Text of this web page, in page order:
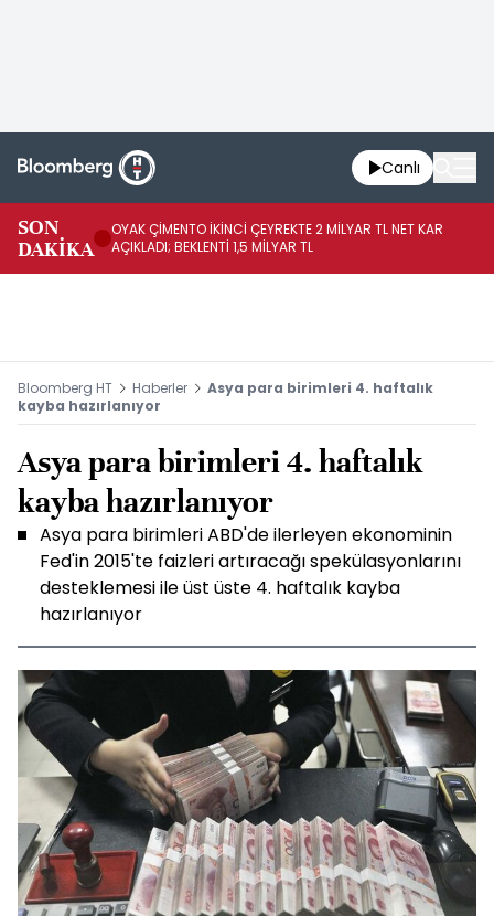
Canlı
SON
DAKİKA
OYAK ÇİMENTO İKİNCİ ÇEYREKTE 2 MİLYAR TL NET KAR
AÇIKLADI; BEKLENTİ 1,5 MİLYAR TL
Bloomberg HT Haberler
Asya para birimleri 4. haftalık
kayba hazırlanıyor
Asya para birimleri 4. haftalık
kayba hazırlanıyor
Asya para birimleri ABD'de ilerleyen ekonominin
Fed'in 2015'te faizleri artıracağı spekülasyonlarını
desteklemesi ile üst üste 4. haftalık kayba
hazırlanıyor